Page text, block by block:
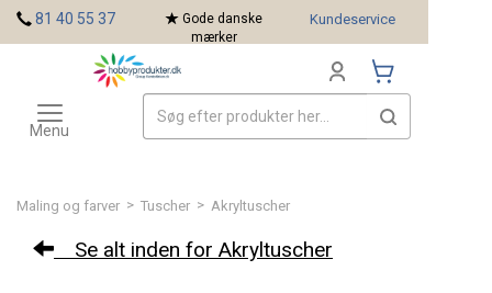
Maling og farver > Tuscher > Akryltuscher
Se alt inden for Akryltuscher
81 40 55 37
Gode danske
mærker
Kundeservice
Toggle
navigation
Menu
Mærker